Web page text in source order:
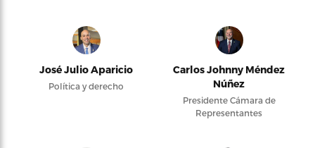
José Julio Aparicio
Política y derecho
Carlos Johnny Méndez
Núñez
Presidente Cámara de
Representantes